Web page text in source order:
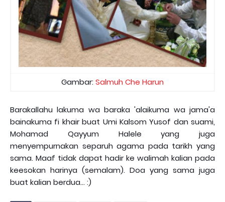
Gambar: Salmuh Che Harun
Barakallahu lakuma wa baraka 'alaikuma wa jama'a
bainakuma fi khair buat Umi Kalsom Yusof dan suami,
Mohamad Qayyum Halele yang juga
menyempurnakan separuh agama pada tarikh yang
sama. Maaf tidak dapat hadir ke walimah kalian pada
keesokan harinya (semalam). Doa yang sama juga
buat kalian berdua... :)